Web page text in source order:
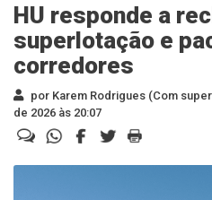
HU responde a
superlotação e
corredores
por Karem Rodrigues (Com
de 2026 às 20:07